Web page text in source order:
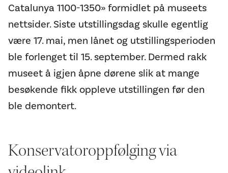
Catalunya 1100-1350» formidlet på museets
nettsider. Siste utstillingsdag skulle egentlig
være 17. mai, men lånet og utstillingsperioden
ble forlenget til 15. september. Dermed rakk
museet å igjen åpne dørene slik at mange
besøkende fikk oppleve utstillingen før den
ble demontert.
Konservatoroppfølging via